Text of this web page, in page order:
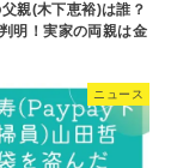
親(木下恵裕)は誰？
明！実家の両親は金
ニュース